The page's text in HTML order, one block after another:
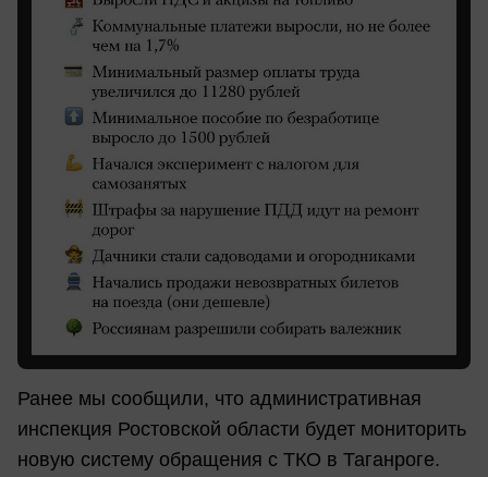
Ранее мы сообщили, что административная
инспекция Ростовской области будет мониторить
новую систему обращения с ТКО в Таганроге.